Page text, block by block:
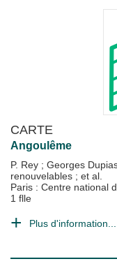
CARTE
Angoulême
P. Rey ; Georges
renouvelables ; et al.
Paris : Centre national
1 flle
Plus d'information...